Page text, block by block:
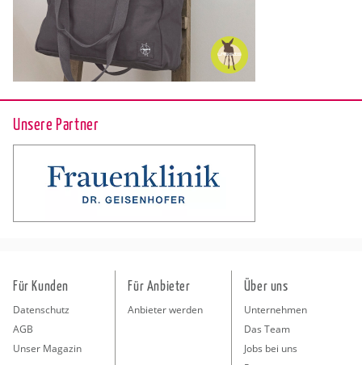
Unsere Partner
Für Kunden
Datenschutz
AGB
Unser Magazin
Für Anbieter
Anbieter werden
Über uns
Unternehmen
Das Team
Jobs bei uns